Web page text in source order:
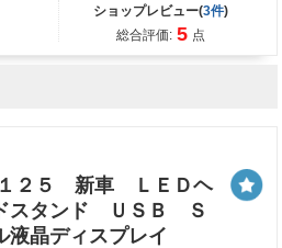
ショップレビュー(3件)
総合評価: 5 点
１２５ 新車 ＬＥＤヘ
スタンド ＵＳＢ Ｓ
晶ディスプレイ